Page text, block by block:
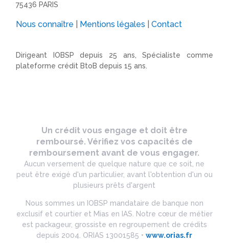
75436 PARIS
Nous connaître Mentions légales |Contact
Dirigeant IOBSP depuis 25 ans, Spécialiste comme
plateforme crédit BtoB depuis 15 ans.
Un crédit vous engage et doit être
remboursé. Vérifiez vos capacités de
remboursement avant de vous engager.
Aucun versement de quelque nature que ce soit, ne
peut être exigé d'un particulier, avant l'obtention d'un ou
plusieurs prêts d'argent
Nous sommes un IOBSP mandataire de banque non
exclusif et courtier et Mias en IAS. Notre cœur de métier
est packageur, grossiste en regroupement de crédits
depuis 2004. ORIAS 13001585 •www.orias.fr